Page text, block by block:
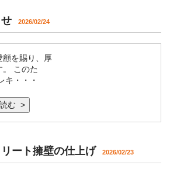
2026/02/24
顧を賜り、厚
。 このた
・・・
む >
ート擁壁の仕上げ 2026/02/23